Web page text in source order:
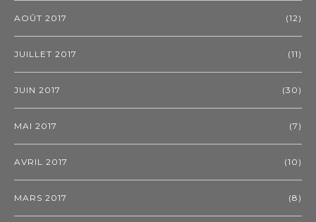
AOÛT 2017 (12)
JUILLET 2017 (11)
JUIN 2017 (30)
MAI 2017 (7)
AVRIL 2017 (10)
MARS 2017 (8)